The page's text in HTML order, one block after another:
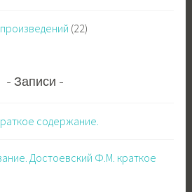
(22)
Записи
содержание.
Достоевский Ф.М. краткое